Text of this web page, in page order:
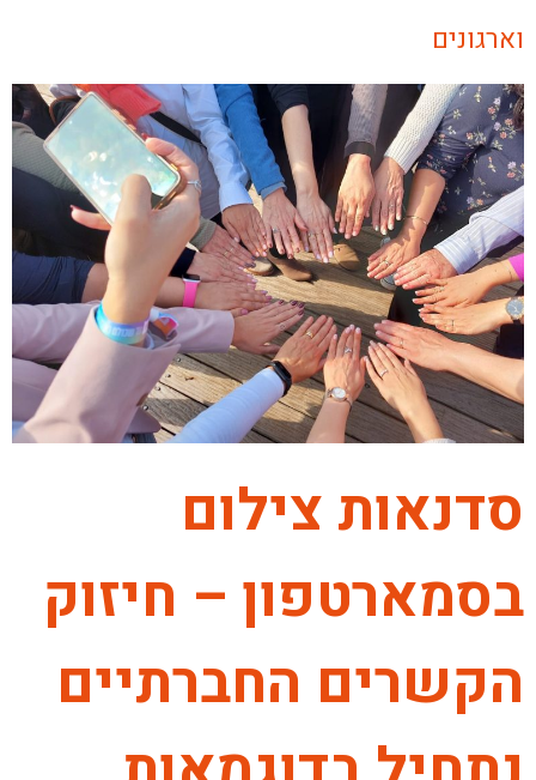
וארגונים
סדנאות צילום
בסמארטפון – חיזוק
הקשרים החברתיים